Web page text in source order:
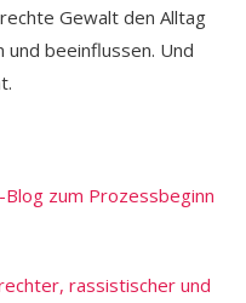
Gewalt den Alltag
beeinflussen. Und
zum Prozessbeginn
rassistischer und